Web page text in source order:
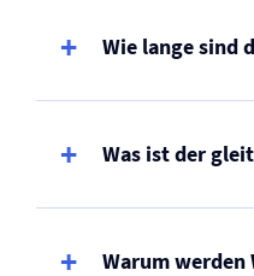
Wie lange sind
Was ist der
Warum